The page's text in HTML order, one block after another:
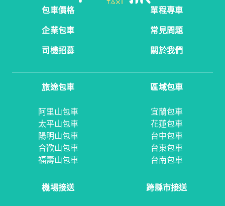
包車價格
單程專車
企業包車
常見問題
司機招募
關於我們
旅途包車
阿里山包車
太平山包車
陽明山包車
合歡山包車
福壽山包車
區域包車
宜蘭包車
花蓮包車
台中包車
台東包車
台南包車
機場接送 跨縣市接送